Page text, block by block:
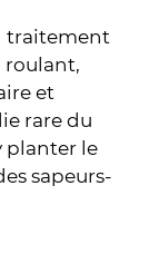
traitement
roulant,
et
rare du
planter le
sapeurs-